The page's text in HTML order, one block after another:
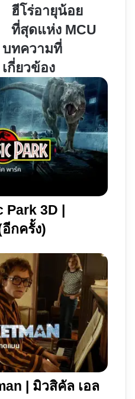
สู่
Ms.
Marvel
ฮีโร่
อายุ
น้อย
ที่สุด
แห่ง MCU
ฮีโร่อายุน้อย
ที่สุดแห่ง MCU
บทความที่
เกี่ยวข้อง
Park 3D |
กครั้ง)
| มิวสิคัล เอล